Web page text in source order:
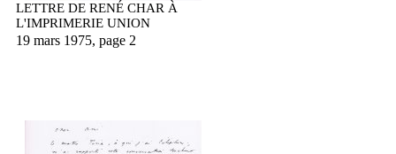
LETTRE DE RENÉ CHAR À
L'IMPRIMERIE UNION
19 mars 1975, page 2